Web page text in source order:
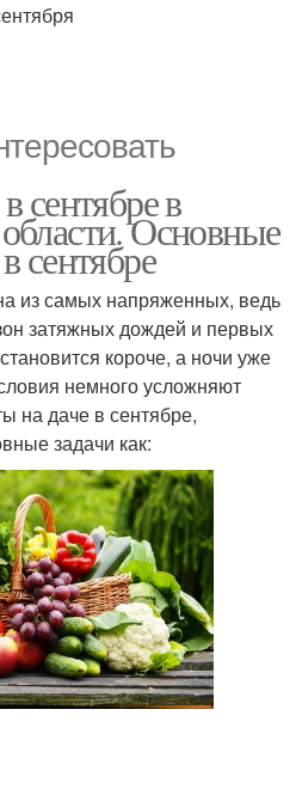
сентябре в
Основные
сентябре
из самых напряженных, ведь
затяжных дождей и первых
короче, а ночи уже
немного усложняют
на даче в сентябре,
задачи как: